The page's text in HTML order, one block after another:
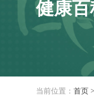
健康百
当前位置： 首页 >